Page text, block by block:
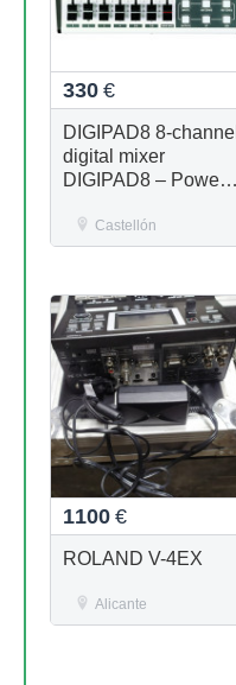
330 €
DIGIPAD8 8-channel
digital mixer
DIGIPAD8 – Power
Castellón
1100 €
ROLAND V-4EX
Alicante